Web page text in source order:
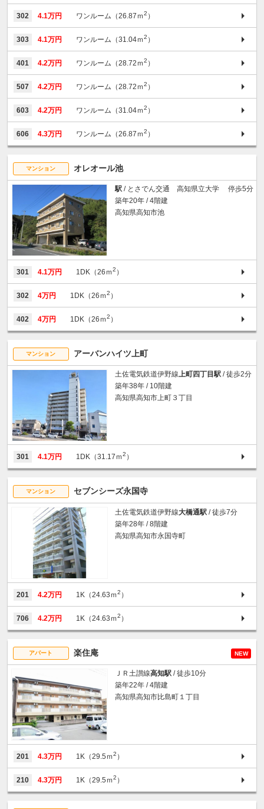
302 4.1万円 ワンルーム（26.87ｍ2 ）
303 4.1万円 ワンルーム（31.04ｍ2 ）
401 4.2万円 ワンルーム（28.72ｍ2 ）
507 4.2万円 ワンルーム（28.72ｍ2 ）
603 4.2万円 ワンルーム（31.04ｍ2 ）
606 4.3万円 ワンルーム（26.87ｍ2 ）
マンション オレオール池
駅 / とさでん交通 高知県立大学 停歩5分
築年20年 / 4階建
高知県高知市池
301 4.1万円 1DK（26ｍ2 ）
302 4万円 1DK（26ｍ2 ）
402 4万円 1DK（26ｍ2 ）
マンション アーバンハイツ上町
土佐電気鉄道伊野線上町四丁目駅 / 徒歩2分
築年38年 / 10階建
高知県高知市上町３丁目
301 4.1万円 1DK（31.17ｍ2 ）
マンション セブンシーズ永国寺
土佐電気鉄道伊野線大橋通駅 / 徒歩7分
築年28年 / 8階建
高知県高知市永国寺町
201 4.2万円 1K（24.63ｍ2 ）
706 4.2万円 1K（24.63ｍ2 ）
アパート 楽住庵 NEW
ＪＲ土讃線高知駅 / 徒歩10分
築年22年 / 4階建
高知県高知市比島町１丁目
201 4.3万円 1K（29.5ｍ2 ）
210 4.3万円 1K（29.5ｍ2 ）